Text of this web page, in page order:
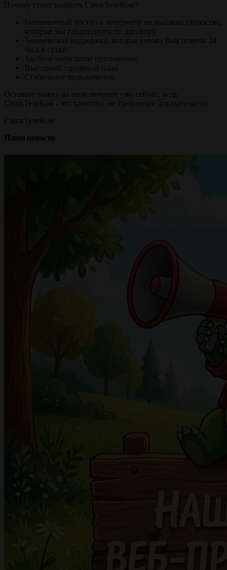
Почему стоит выбрать СвязьТелеКом?
Безлимитный доступ к интернету на высоких скоростях,
которые мы гарантируем по договору
Техническая поддержка, которая готова Вам помочь 24
часа в сутки
Удобное мобильное приложение
Выгодный тарифный план
Стабильное подключение
Оставьте заявку на подключение уже сейчас, ведь
СвязьТелеКом - это качество, не требующее доказательств!
СвязьТелеКом
Наши новости